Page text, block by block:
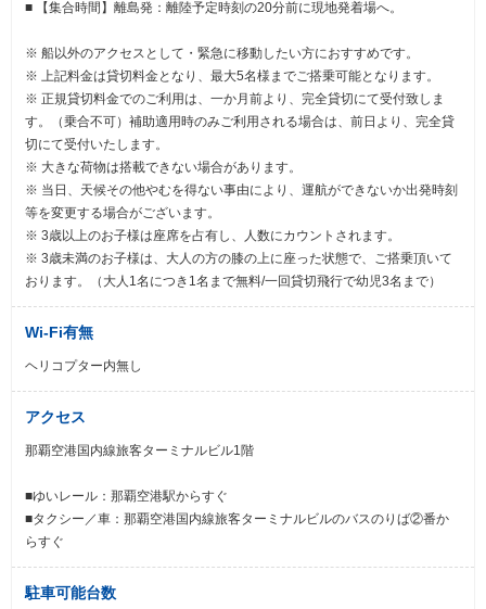
■ 【集合時間】離島発：離陸予定時刻の20分前に現地発着場へ。
※ 船以外のアクセスとして・緊急に移動したい方におすすめです。
※ 上記料金は貸切料金となり、最大5名様までご搭乗可能となります。
※ 正規貸切料金でのご利用は、一か月前より、完全貸切にて受付致しま
す。（乗合不可）補助適用時のみご利用される場合は、前日より、完全貸
切にて受付いたします。
※ 大きな荷物は搭載できない場合があります。
※ 当日、天候その他やむを得ない事由により、運航ができないか出発時刻
等を変更する場合がございます。
※ 3歳以上のお子様は座席を占有し、人数にカウントされます。
※ 3歳未満のお子様は、大人の方の膝の上に座った状態で、ご搭乗頂いて
おります。（大人1名につき1名まで無料/一回貸切飛行で幼児3名まで）
Wi-Fi有無
ヘリコプター内無し
アクセス
那覇空港国内線旅客ターミナルビル1階
■ゆいレール：那覇空港駅からすぐ
■タクシー／車：那覇空港国内線旅客ターミナルビルのバスのりば②番か
らすぐ
駐車可能台数